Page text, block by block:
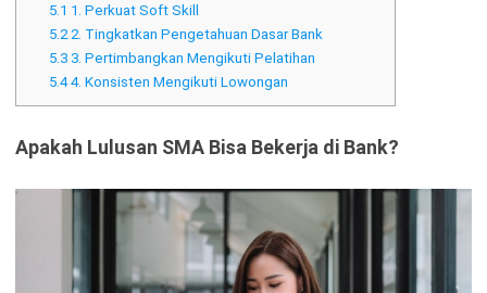
5.1 1. Perkuat Soft Skill
5.22. Tingkatkan Pengetahuan Dasar Bank
5.33. Pertimbangkan Mengikuti Pelatihan
5.44. Konsisten Mengikuti Lowongan
Apakah Lulusan SMA Bisa Bekerja di Bank?